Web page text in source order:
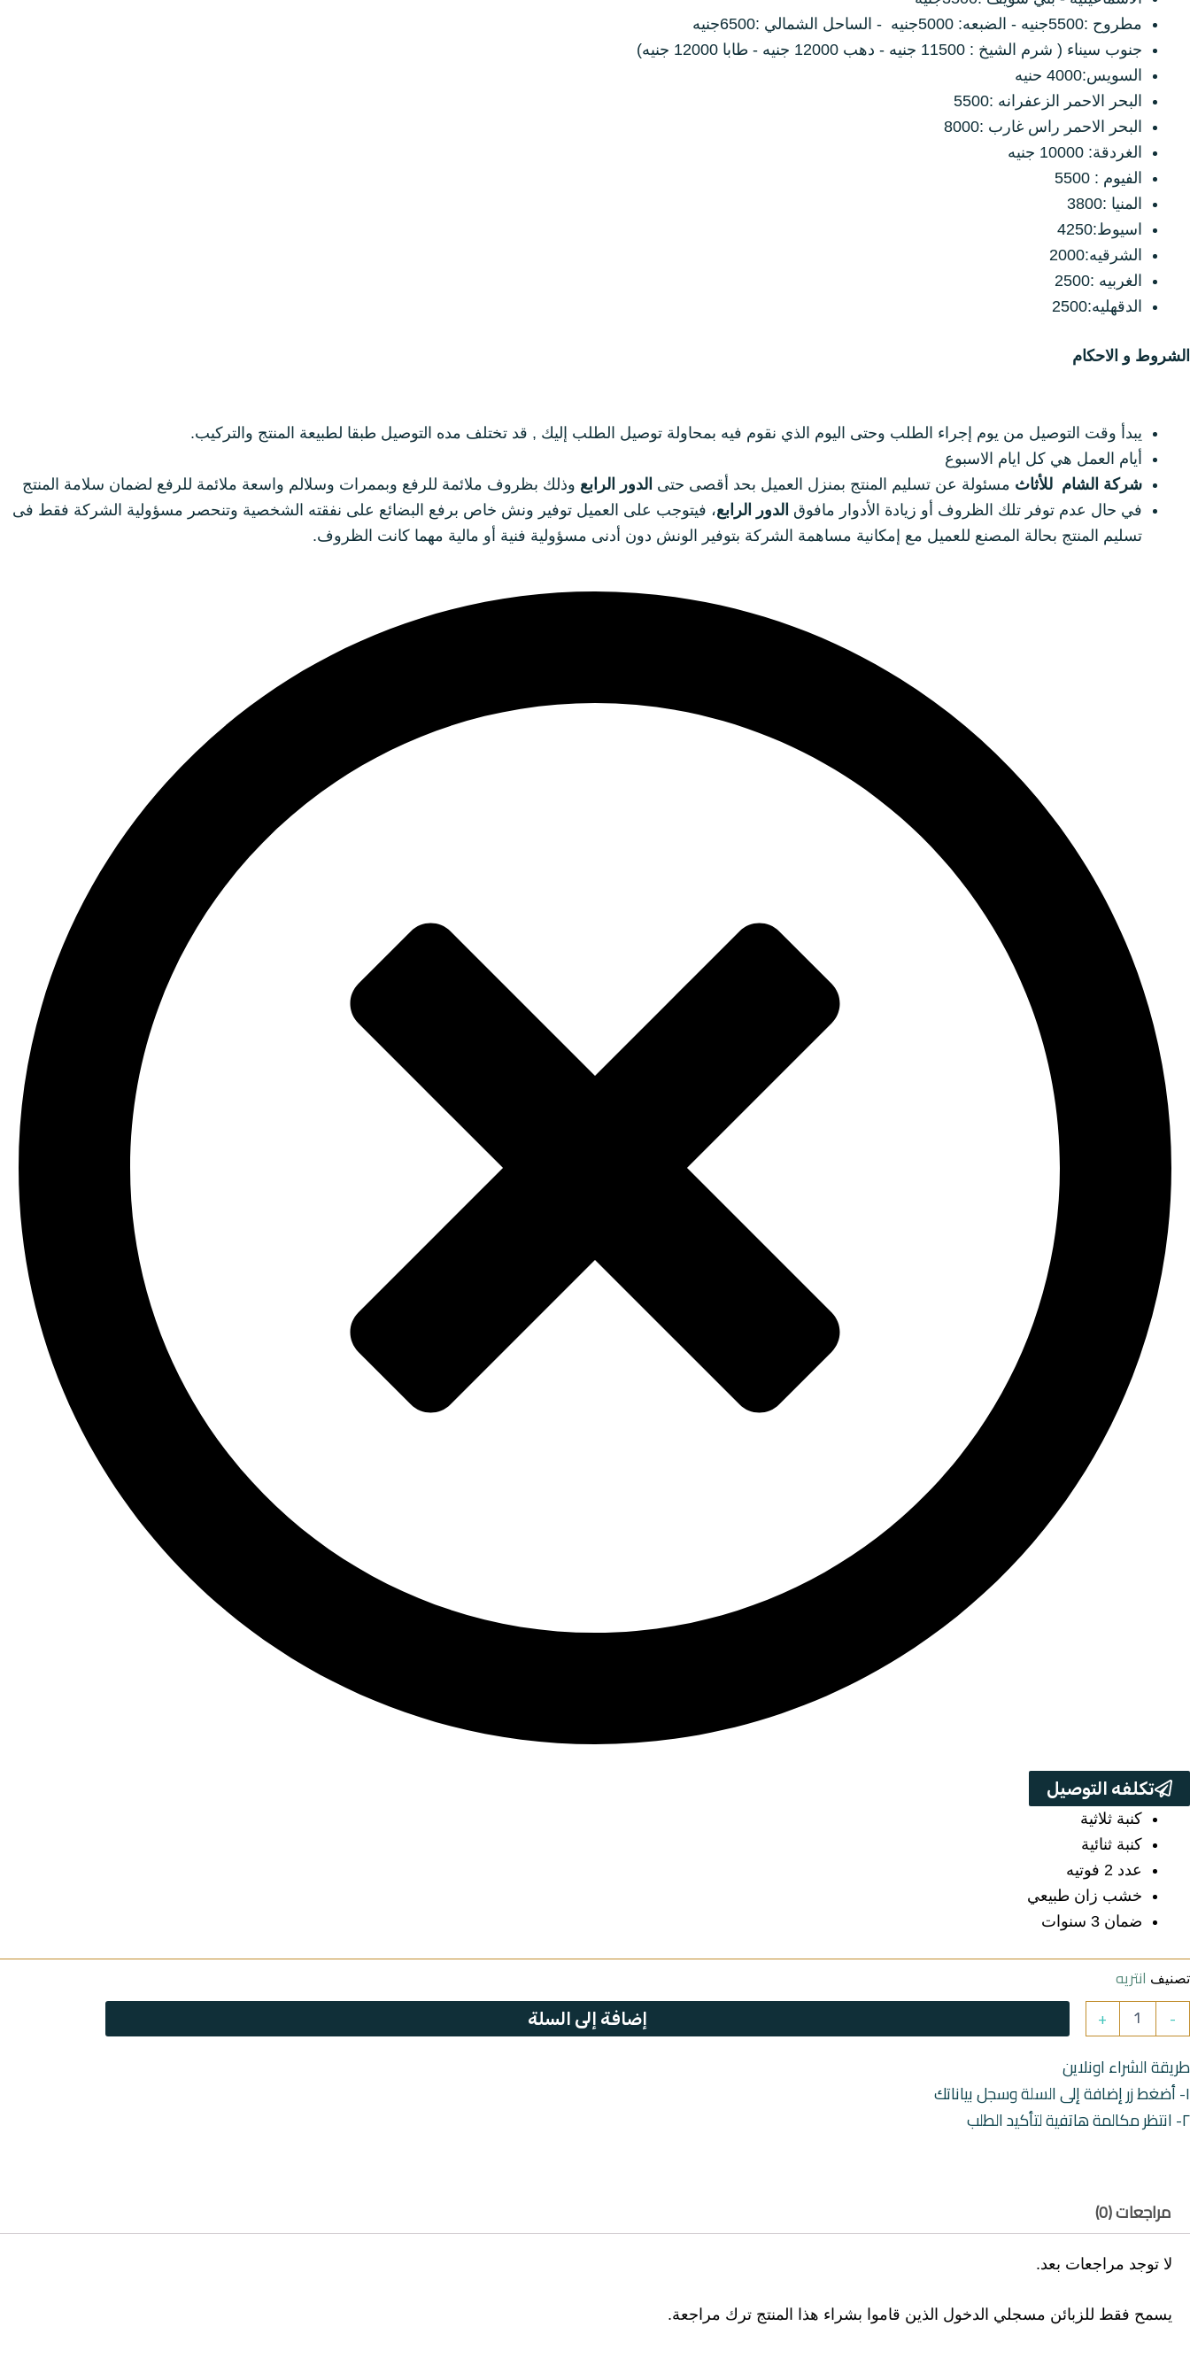
مطروح :5500جنيه - الضبعه: 5000جنيه - الساحل الشمالي :6500جنيه
جنوب سيناء ( شرم الشيخ : 11500 جنيه - دهب 12000 جنيه - طابا 12000 جنيه)
السويس:4000 حنيه
البحر الاحمر الزعفرانه :5500
البحر الاحمر راس غارب :8000
الغردقة: 10000 جنيه
الفيوم : 5500
المنيا :3800
اسيوط:4250
الشرقيه:2000
الغربيه :2500
الدقهليه:2500
الشروط و الاحكام
يبدأ وقت التوصيل من يوم إجراء الطلب وحتى اليوم الذي نقوم فيه بمحاولة توصيل الطلب إليك , قد تختلف مده التوصيل طبقا لطبيعة المنتج والتركيب.
أيام العمل هي كل ايام الاسبوع
شركة الشام للأثاث مسئولة عن تسليم المنتج بمنزل العميل بحد أقصى حتى الدور الرابع وذلك بظروف ملائمة للرفع وبممرات وسلالم واسعة ملائمة للرفع لضمان سلامة المنتج
في حال عدم توفر تلك الظروف أو زيادة الأدوار مافوق الدور الرابع، فيتوجب على العميل توفير ونش خاص برفع البضائع على نفقته الشخصية وتنحصر مسؤولية الشركة فقط فى
تسليم المنتج بحالة المصنع للعميل مع إمكانية مساهمة الشركة بتوفير الونش دون أدنى مسؤولية فنية أو مالية مهما كانت الظروف.
تكلفه التوصيل
كنبة ثلاثية
كنبة ثنائية
عدد 2 فوتيه
خشب زان طبيعي
ضمان 3 سنوات
تصنيف انتريه
-
+ إضافة إلى السلة
طريقة الشراء اونلاين
١- أضغط زر إضافة إلى السلة وسجل بياناتك
٢- انتظر مكالمة هاتفية لتأكيد الطلب
مراجعات (0)
لا توجد مراجعات بعد.
يسمح فقط للزبائن مسجلي الدخول الذين قاموا بشراء هذا المنتج ترك مراجعة.
ترابيزة استانلس